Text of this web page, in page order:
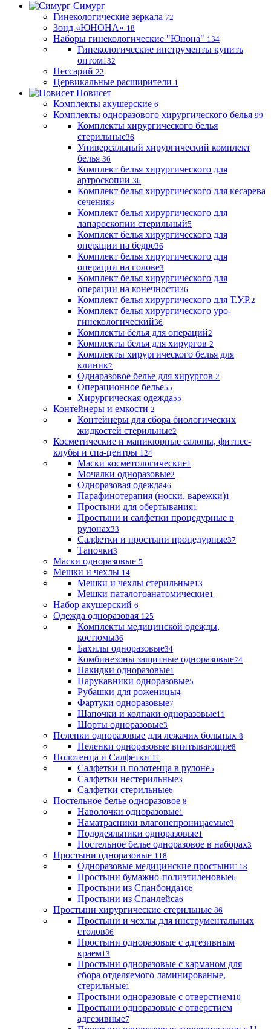
Симург
Гинекологические зеркала 72
Зонд «ЮНОНА» 18
Наборы гинекологические "Юнона" 134
Гинекологические инструменты купить
оптом132
Пессарий 22
Цервикальные расширители 1
Новисет
Комплекты акушерские 6
Комплекты одноразового хирургического белья 99
Комплекты хирургического белья
стерильные36
Универсальный хирургический комплект
белья 36
Комплект белья хирургического для
артроскопии 36
Комплект белья хирургического для кесарева
сечения3
Комплект белья хирургического для
лапароскопии стерильный5
Комплект белья хирургического для
операции на бедре36
Комплект белья хирургического для
операции на голове3
Комплект белья хирургического для
операции на конечности36
Комплект белья хирургического для Т.У.Р.2
Комплект белья хирургического уро-
гинекологический36
Комплекты белья для операций2
Комплекты белья для хирургов 2
Комплекты хирургического белья для
клиник2
Однаразовое белье для хирургов 2
Операционное белье55
Хирургическая одежда55
Контейнеры и емкости 2
Контейнеры для сбора биологических
жидкостей стерильные2
Косметические и маникюрные салоны, фитнес-
клубы и спа-центры 124
Маски косметологические1
Мочалки одноразовые2
Одноразовая одежда46
Парафинотерапия (носки, варежки)1
Простыни для обертывания1
Простыни и салфетки процедурные в
рулонах33
Салфетки и простыни процедурные37
Тапочки3
Маски одноразовые 5
Мешки и чехлы 14
Мешки и чехлы стерильные13
Мешки паталогоанатомические1
Набор акушерский 6
Одежда одноразовая 125
Комплекты медицинской одежды,
костюмы36
Бахилы одноразовые34
Комбинезоны защитные одноразовые24
Накидки одноразовые1
Нарукавники одноразовые5
Рубашки для роженицы4
Фартуки одноразовые7
Шапочки и колпаки одноразовые11
Шорты одноразовые3
Пеленки одноразовые для лежачих больных 8
Пеленки одноразовые впитывающие8
Полотенца и Салфетки 11
Салфетки и полотенца в рулоне5
Салфетки нестерильные3
Салфетки стерильные6
Постельное белье одноразовое 8
Наволочки одноразовые1
Наматрасники влагонепроницаемые3
Пододеяльники одноразовые1
Постельное белье одноразовое в наборах3
Простыни одноразовые 118
Одноразовые медицинские простыни118
Простыни бумажно-полиэтиленовые6
Простыни из Спанбонда106
Простыни из Спанлейса6
Простыни хирургические стерильные 86
Простыни и чехлы для инструментальных
столов86
Простыни одноразовые с адгезивным
краем13
Простыни одноразовые с карманом для
сбора отделяемого ламинированые,
стерильные1
Простыни одноразовые с отверстием10
Простыни одноразовые с отверстием
адгезивные7